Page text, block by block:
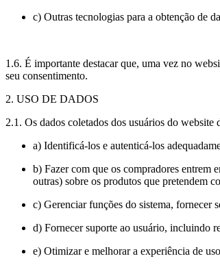
c) Outras tecnologias para a obtenção de
1.6. É importante destacar que, uma vez no
seu consentimento.
2. USO DE DADOS
2.1. Os dados coletados dos usuários do
a) Identificá-los e autenticá-los
b) Fazer com que os compradores entrem
outras) sobre os produtos que pretendem
c) Gerenciar funções do sistema, fornecer
d) Fornecer suporte ao usuário, incluindo
e) Otimizar e melhorar a experiência de